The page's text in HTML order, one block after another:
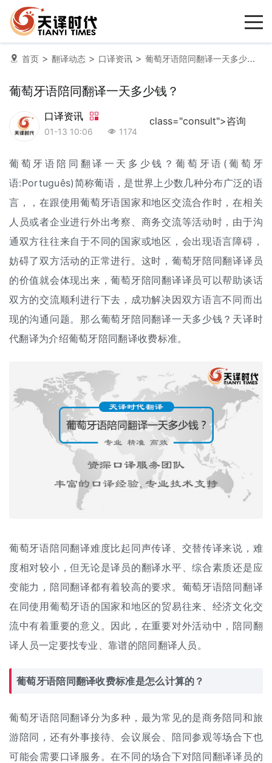
首页 > 翻译动态 > 口译资讯 > 葡萄牙语陪同翻译一天多少钱？
葡萄牙语陪同翻译一天多少钱？
口译资讯
01-13 10:06 1174
class="consult">咨询
葡萄牙语 陪同翻译 一天多少钱？葡萄牙语(葡萄牙
语:Português)简称葡语，是世界上少数几种分布广泛的语
言，，在跟使用葡萄牙语国家和地区交流合作时，在相关
人员或者企业进行外出考察、商务交流等活动时，由于沟
通双方往往来自于不同的国家或地区，会出现语言障碍，
妨碍了双方活动的正常进行。这时，葡萄牙陪同翻译译员
的价值就会体现出来，葡萄牙陪同翻译译员可以帮助谈话
双方的交流顺利进行下去，成功解决因双方语言不同而出
现的沟通问题。那么葡萄牙陪同翻译一天多少钱？天译时
代翻译为介绍葡萄牙陪同翻译收费标准。
葡萄牙语陪同翻译难度比起同声传译 、交替传译来说，难
度相对较小，但无论是译员的翻译水平、综合素质还是应
变能力，陪同翻译都有着较高的要求。葡萄牙语陪同翻译
在同使用葡萄牙语的国家和地区的贸易往来、经济文化交
流中有着重要的意义。因此，在重要对外活动中，陪同翻
译人员一定要找专业、靠谱的陪同翻译人员。
葡萄牙语陪同翻译收费标准是怎么计算的？
葡萄牙语陪同翻译分为多种，最为常见的是商务陪同和旅
游陪同，还有外事接待、会议展会、陪同参观等场合下也
可能会需要口译服务。在不同的场合下对陪同翻译译员的